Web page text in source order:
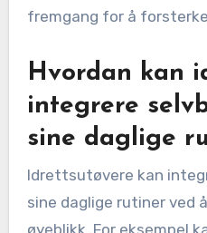
fremgang for å
Hvordan kan
integrere
sine daglige
Idrettsutøvere kan
sine daglige rutiner ved
øyeblikk. For eksempel